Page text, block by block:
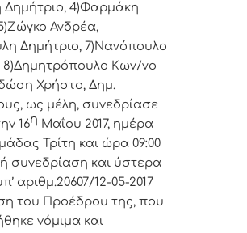
Δημήτριο, 4)Φαρμάκη
Ανδρέα,
Δημήτριο, 7)Νανόπουλο
8)Δημητρόπουλο Κων/νο
Χρήστο, Δημ.
ως μέλη, συvεδρίασε
16η Μαΐου 2017, ημέρα
Τρίτη και ώρα 09:00
συvεδρίαση και ύστερα
αριθμ.20607/12-05-2017
τoυ Πρoέδρoυ της, πoυ
vόμιμα και